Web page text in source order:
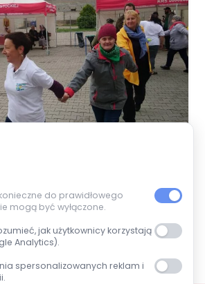
w Supraślu
czytaj dalej
do prawidłowego
mogą być wyłączone.
jak użytkownicy korzystają
Analytics).
spersonalizowanych reklam i